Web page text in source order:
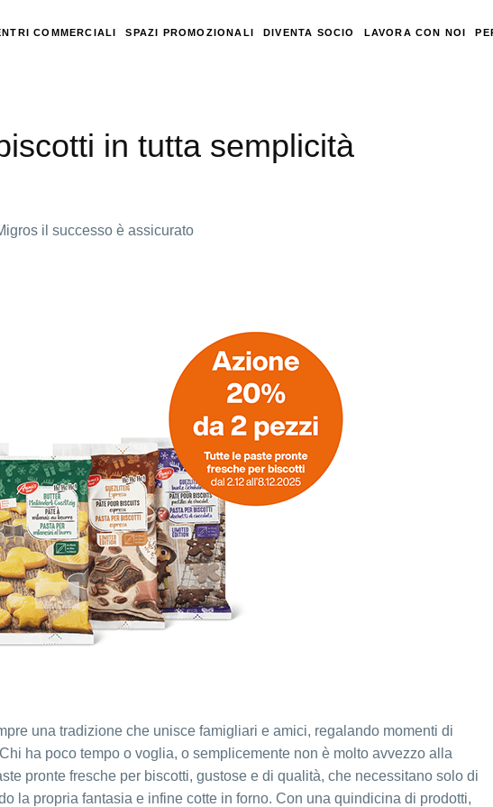
COMMERCIALI SPAZI PROMOZIONALI DIVENTA SOCIO LAVORA CON NOI
in tutta semplicità
il successo è assicurato
una tradizione che unisce famigliari e amici, regalando momenti di
ha poco tempo o voglia, o semplicemente non è molto avvezzo alla
pronte fresche per biscotti, gustose e di qualità, che necessitano solo di
la propria fantasia e infine cotte in forno. Con una quindicina di prodotti,